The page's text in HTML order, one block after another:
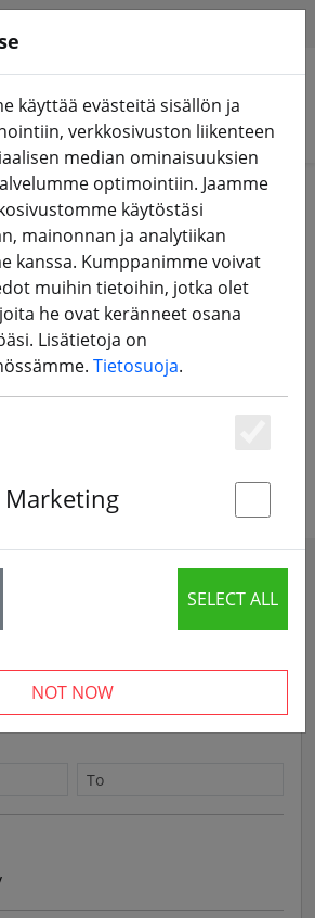
löytynyt. Näytämme, miten voit
.
Suche nach "frsky
gefunden
käyttää evästeitä sisällön ja
verkkosivuston liikenteen
median ominaisuuksien
optimointiin. Jaamme
käytöstäsi
mainonnan ja analytiikan
kanssa. Kumppanimme voivat
muihin tietoihin, jotka olet
he ovat keränneet osana
Lisätietoja on
Tietosuoja.
SELECT ALL
NOT NOW